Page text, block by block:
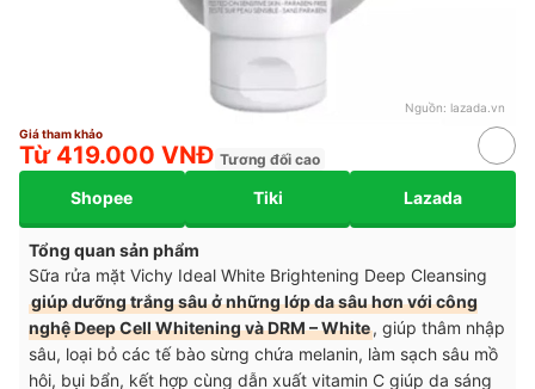
Nguồn: lazada.vn
Giá tham khảo
Từ 419.000 VNĐ Tương đối cao
Shopee Tiki Lazada
Tổng quan sản phẩm
Sữa rửa mặt Vichy Ideal White Brightening Deep Cleansing
giúp dưỡng trắng sâu ở những lớp da sâu hơn với công
nghệ Deep Cell Whitening và DRM – White, giúp thâm nhập
sâu, loại bỏ các tế bào sừng chứa melanin, làm sạch sâu mồ
hôi, bụi bẩn, kết hợp cùng dẫn xuất vitamin C giúp da sáng